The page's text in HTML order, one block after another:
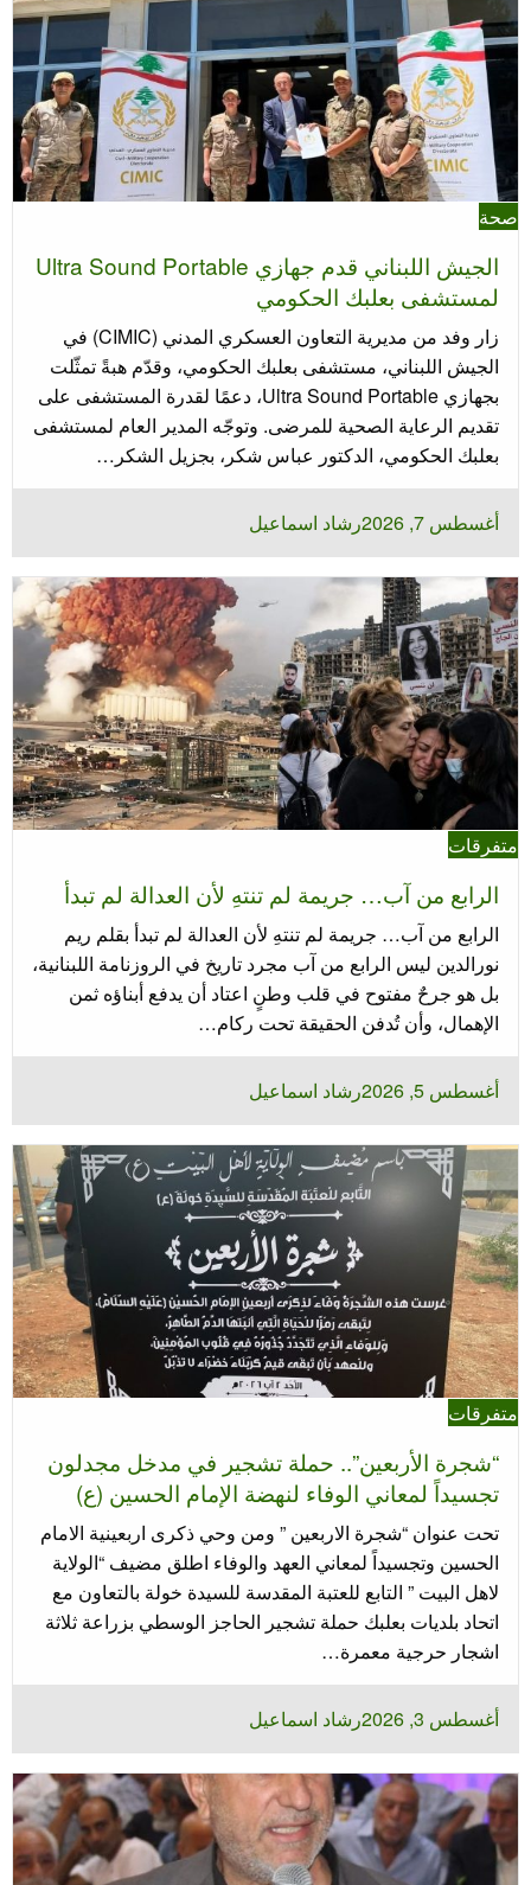
صحة
الجيش اللبناني قدم جهازي Ultra Sound Portable
لمستشفى بعلبك الحكومي
زار وفد من مديرية التعاون العسكري المدني (CIMIC) في
الجيش اللبناني، مستشفى بعلبك الحكومي، وقدّم هبةً تمثّلت
بجهازي Ultra Sound Portable، دعمًا لقدرة المستشفى على
تقديم الرعاية الصحية للمرضى. وتوجّه المدير العام لمستشفى
بعلبك الحكومي، الدكتور عباس شكر، بجزيل الشكر…
نُشر
في
أغسطس 7, 2026 رشاد اسماعيل
متفرقات
الرابع من آب… جريمة لم تنتهِ لأن العدالة لم تبدأ
الرابع من آب… جريمة لم تنتهِ لأن العدالة لم تبدأ بقلم ريم
نورالدين ليس الرابع من آب مجرد تاريخ في الروزنامة اللبنانية،
بل هو جرحٌ مفتوح في قلب وطنٍ اعتاد أن يدفع أبناؤه ثمن
الإهمال، وأن تُدفن الحقيقة تحت ركام…
نُشر
في
أغسطس 5, 2026 رشاد اسماعيل
متفرقات
“شجرة الأربعين”.. حملة تشجير في مدخل مجدلون
تجسيداً لمعاني الوفاء لنهضة الإمام الحسين (ع)
تحت عنوان “شجرة الاربعين ” ومن وحي ذكرى اربعينية الامام
الحسين وتجسيداً لمعاني العهد والوفاء اطلق مضيف “الولاية
لاهل البيت ” التابع للعتبة المقدسة للسيدة خولة بالتعاون مع
اتحاد بلديات بعلبك حملة تشجير الحاجز الوسطي بزراعة ثلاثة
اشجار حرجية معمرة…
نُشر
في
أغسطس 3, 2026 رشاد اسماعيل